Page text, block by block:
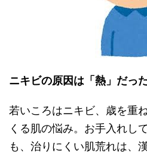
ニキビの原因は「熱」だっ
若いころはニキビ、歳を重
くる肌の悩み。お手入れし
も、治りにくい肌荒れは、